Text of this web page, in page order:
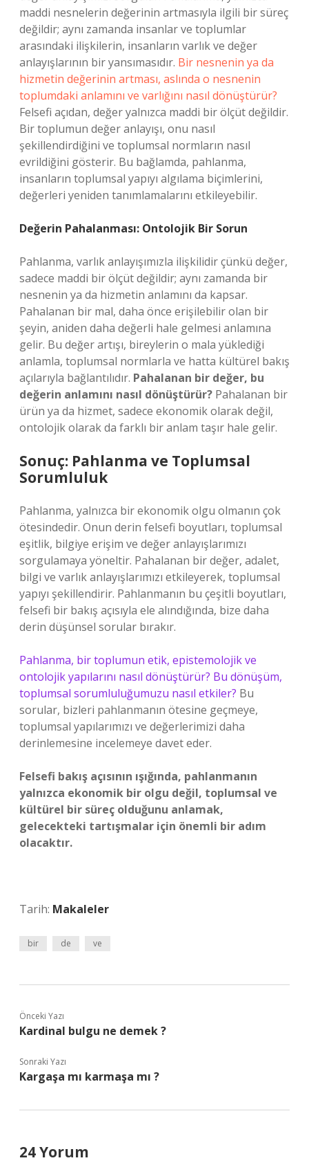
maddi nesnelerin değerinin artmasıyla ilgili bir süreç
değildir; aynı zamanda insanlar ve toplumlar
arasındaki ilişkilerin, insanların varlık ve değer
anlayışlarının bir yansımasıdır. Bir nesnenin ya da
hizmetin değerinin artması, aslında o nesnenin
toplumdaki anlamını ve varlığını nasıl dönüştürür?
Felsefi açıdan, değer yalnızca maddi bir ölçüt değildir.
Bir toplumun değer anlayışı, onu nasıl
şekillendirdiğini ve toplumsal normların nasıl
evrildiğini gösterir. Bu bağlamda, pahlanma,
insanların toplumsal yapıyı algılama biçimlerini,
değerleri yeniden tanımlamalarını etkileyebilir.
Değerin Pahalanması: Ontolojik Bir Sorun
Pahlanma, varlık anlayışımızla ilişkilidir çünkü değer,
sadece maddi bir ölçüt değildir; aynı zamanda bir
nesnenin ya da hizmetin anlamını da kapsar.
Pahalanan bir mal, daha önce erişilebilir olan bir
şeyin, aniden daha değerli hale gelmesi anlamına
gelir. Bu değer artışı, bireylerin o mala yüklediği
anlamla, toplumsal normlarla ve hatta kültürel bakış
açılarıyla bağlantılıdır. Pahalanan bir değer, bu
değerin anlamını nasıl dönüştürür? Pahalanan bir
ürün ya da hizmet, sadece ekonomik olarak değil,
ontolojik olarak da farklı bir anlam taşır hale gelir.
Sonuç: Pahlanma ve Toplumsal
Sorumluluk
Pahlanma, yalnızca bir ekonomik olgu olmanın çok
ötesindedir. Onun derin felsefi boyutları, toplumsal
eşitlik, bilgiye erişim ve değer anlayışlarımızı
sorgulamaya yöneltir. Pahalanan bir değer, adalet,
bilgi ve varlık anlayışlarımızı etkileyerek, toplumsal
yapıyı şekillendirir. Pahlanmanın bu çeşitli boyutları,
felsefi bir bakış açısıyla ele alındığında, bize daha
derin düşünsel sorular bırakır.
Pahlanma, bir toplumun etik, epistemolojik ve
ontolojik yapılarını nasıl dönüştürür? Bu dönüşüm,
toplumsal sorumluluğumuzu nasıl etkiler? Bu
sorular, bizleri pahlanmanın ötesine geçmeye,
toplumsal yapılarımızı ve değerlerimizi daha
derinlemesine incelemeye davet eder.
Felsefi bakış açısının ışığında, pahlanmanın
yalnızca ekonomik bir olgu değil, toplumsal ve
kültürel bir süreç olduğunu anlamak,
gelecekteki tartışmalar için önemli bir adım
olacaktır.
Tarih: Makaleler
bir de ve
Önceki Yazı
Kardinal bulgu ne demek ?
Sonraki Yazı
Kargaşa mı karmaşa mı ?
24 Yorum